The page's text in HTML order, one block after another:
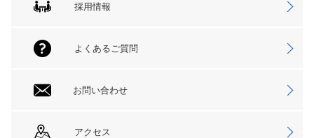
採用情報
よくあるご質問
お問い合わせ
アクセス